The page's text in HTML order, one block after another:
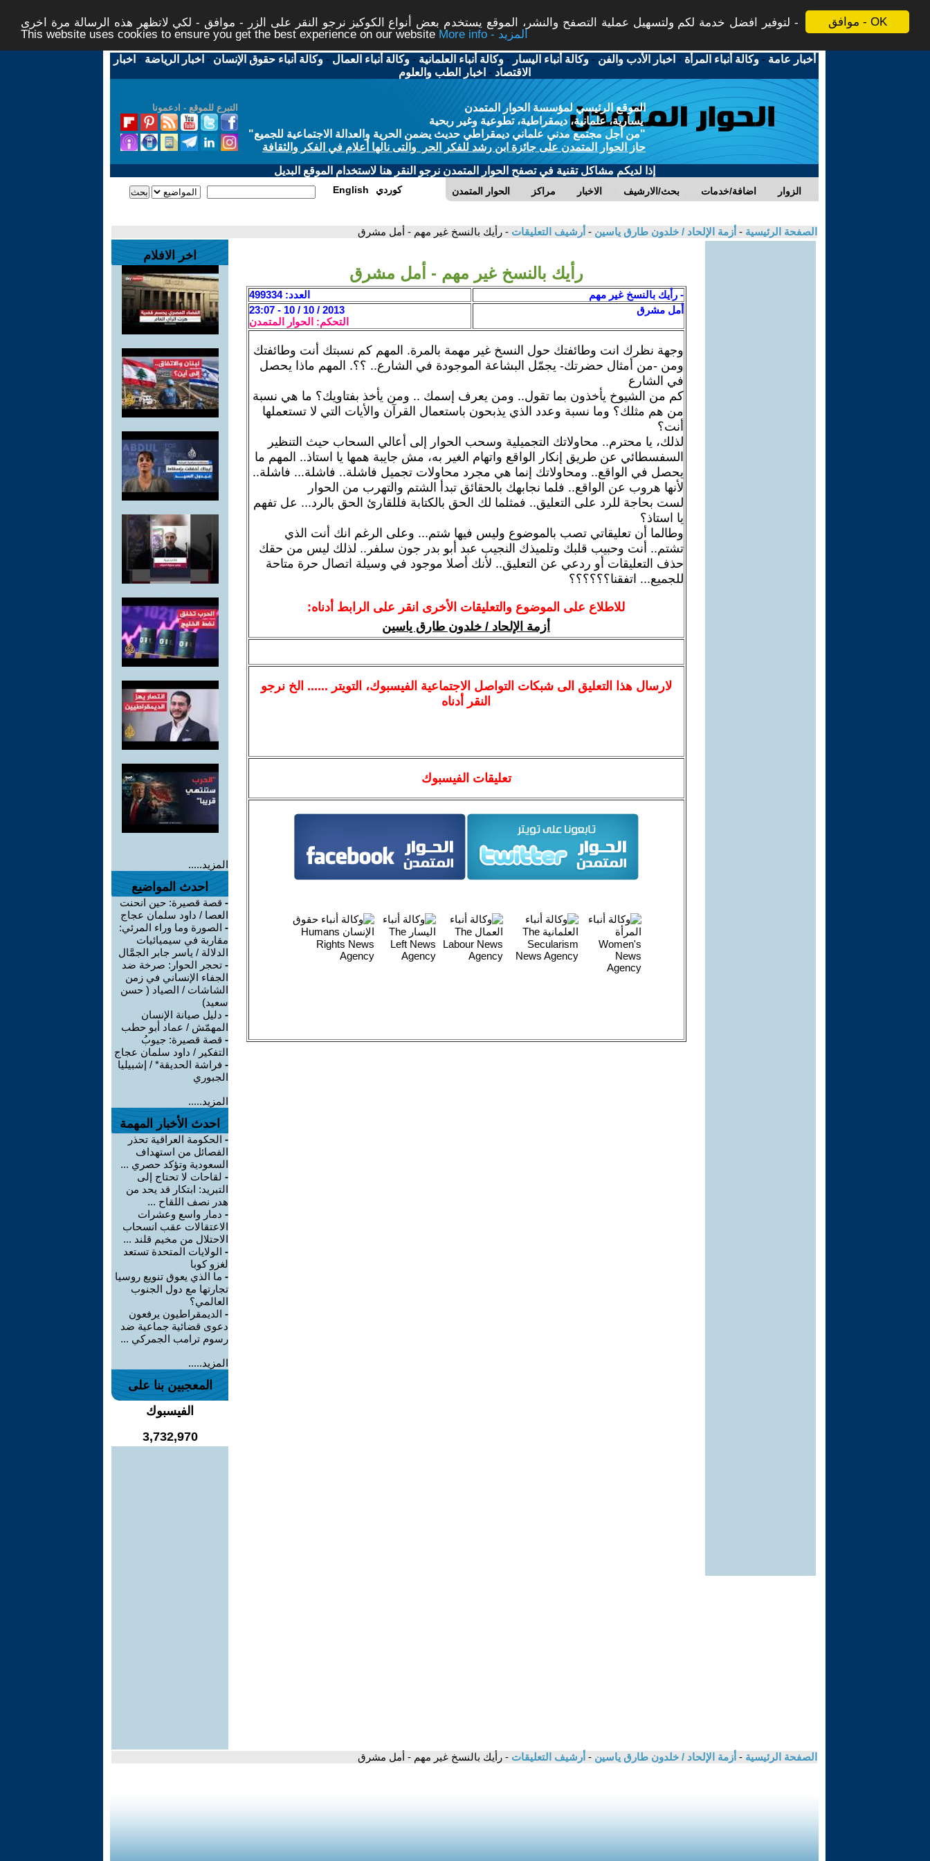
موافق - OK
لتوفير افضل خدمة لكم ولتسهيل عملية التصفح والنشر، الموقع يستخدم بعض أنواع الكوكيز نرجو النقر على الزر - موافق - لكي لاتظهر هذه الرسالة مرة اخرى -
This website uses cookies to ensure you get the best experience on our website
More info - المزيد
أخبار عامة -وكالة أنباء المرأة - اخبار الأدب والفن -وكالة أنباء اليسار -وكالة أنباء العلمانية -وكالة أنباء العمال -وكالة أنباء حقوق الإنسان - اخبار الرياضة - اخبار
الاقتصاد - اخبار الطب والعلوم
التبرع للموقع - ادعمونا
الموقع الرئيسي لمؤسسة الحوار المتمدن
يسارية، علمانية، ديمقراطية، تطوعية وغير ربحية
"من أجل مجتمع مدني علماني ديمقراطي حديث يضمن الحرية والعدالة الاجتماعية للجميع"
حاز الحوار المتمدن على جائزة ابن رشد للفكر الحر والتى نالها أعلام في الفكر والثقافة
إذا لديكم مشاكل تقنية في تصفح الحوار المتمدن نرجو النقر هنا لاستخدام الموقع البديل
الحوار المتمدن مراكز الاخبار بحث/الارشيف اضافة/خدمات الزوار English كوردي
الصفحة الرئيسية - أزمة الإلحاد / خلدون طارق ياسين - أرشيف التعليقات - رأيك بالنسخ غير مهم - أمل مشرق
رأيك بالنسخ غير مهم - أمل مشرق
- رأيك بالنسخ غير مهم
العدد: 499334
أمل مشرق
2013 / 10 / 10 - 23:07
التحكم: الحوار المتمدن
وجهة نظرك انت وطائفتك حول النسخ غير مهمة بالمرة. المهم كم نسبتك أنت وطائفتك
ومن -من أمثال حضرتك- يجمّل البشاعة الموجودة في الشارع.. ؟؟. المهم ماذا يحصل
في الشارع
كم من الشيوخ يأخذون بما تقول.. ومن يعرف إسمك .. ومن يأخذ بفتاويك؟ ما هي نسبة
من هم مثلك؟ وما نسبة وعدد الذي يذبحون باستعمال القرآن والأيات التي لا تستعملها
أنت؟
لذلك، يا محترم.. محاولاتك التجميلية وسحب الحوار إلى أعالي السحاب حيث التنظير
السفسطائي عن طريق إنكار الواقع واتهام الغير به، مش جايبة همها يا استاذ.. المهم ما
يحصل في الواقع.. ومحاولاتك إنما هي مجرد محاولات تجميل فاشلة.. فاشلة... فاشلة..
لأنها هروب عن الواقع.. فلما نجابهك بالحقائق تبدأ الشتم والتهرب من الحوار
لست بحاجة للرد على التعليق.. فمثلما لك الحق بالكتابة فللقارئ الحق بالرد... عل تفهم
يا استاذ؟
وطالما أن تعليقاتي تصب بالموضوع وليس فيها شتم... وعلى الرغم انك أنت الذي
تشتم.. أنت وحبيب قلبك وتلميذك النجيب عبد أبو بدر جون سلفر.. لذلك ليس من حقك
حذف التعليقات أو ردعي عن التعليق.. لأنك أصلا موجود في وسيلة اتصال حرة متاحة
للجميع... اتفقنا؟؟؟؟؟؟
للاطلاع على الموضوع والتعليقات الأخرى انقر على الرابط أدناه:
أزمة الإلحاد / خلدون طارق ياسين
لارسالهذا التعليق الى شبكات التواصل الاجتماعية الفيسبوك، التويتر ...... الخ نرجو
النقر أدناه
تعليقات الفيسبوك
اخر الافلام
المزيد.....
احدث المواضيع
- قصة قصيرة: حين انحنت
العصا / داود سلمان عجاج
- الصورة وما وراء المرئي:
مقاربة في سيميائيات
الدلالة / ياسر جابر الجمَّال
- تحجر الحوار: صرخة ضد
الجفاء الإنساني في زمن
الشاشات / الصياد ‏( حسن
سعيد‏)
- دليل صيانة الإنسان
المهمّش / عماد أبو حطب
- قصة قصيرة: جيوبُ
التفكير / داود سلمان عجاج
- فراشة الحديقة* / إشبيليا
الجبوري
المزيد.....
احدث الأخبار المهمة
- الحكومة العراقية تحذر
الفصائل من استهداف
السعودية وتؤكد حصري ...
- لقاحات لا تحتاج إلى
التبريد: ابتكار قد يحد من
هدر نصف اللقاح ...
- دمار واسع وعشرات
الاعتقالات عقب انسحاب
الاحتلال من مخيم قلند ...
- الولايات المتحدة تستعد
لغزو كوبا
- ما الذي يعوق تنويع روسيا
تجارتها مع دول الجنوب
العالمي؟
- الديمقراطيون يرفعون
دعوى قضائية جماعية ضد
رسوم ترامب الجمركي ...
المزيد.....
المعجبين بنا على
الفيسبوك
3,732,970
الصفحة الرئيسية - أزمة الإلحاد / خلدون طارق ياسين - أرشيف التعليقات - رأيك بالنسخ غير مهم - أمل مشرق